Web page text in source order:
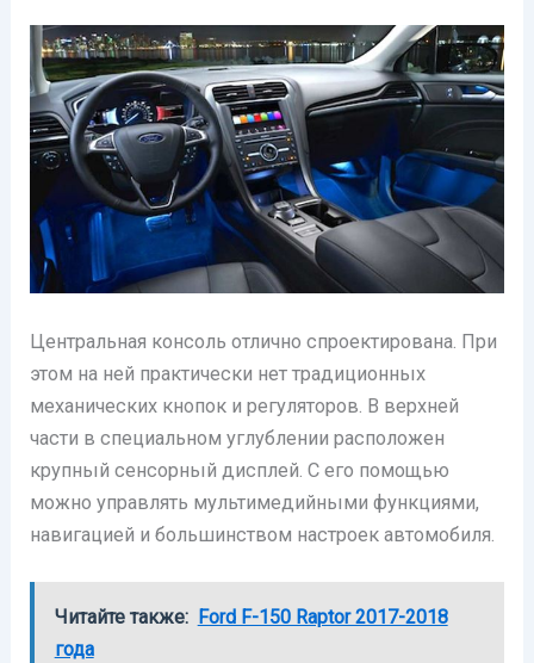
Центральная консоль отлично спроектирована. При
этом на ней практически нет традиционных
механических кнопок и регуляторов. В верхней
части в специальном углублении расположен
крупный сенсорный дисплей. С его помощью
можно управлять мультимедийными функциями,
навигацией и большинством настроек автомобиля.
Читайте также: Ford F-150 Raptor 2017-2018
года